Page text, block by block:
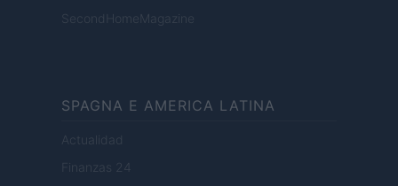
SecondHomeMagazine
SPAGNA E AMERICA LATINA
Actualidad
Finanzas 24